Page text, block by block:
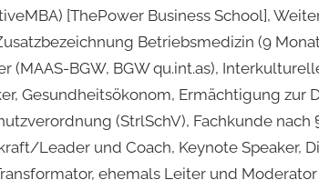
[ThePower Business School],
Betriebsmedizin (9
BGW, BGW qu.int.as),
Gesundheitsökonom, Ermächtigung
(StrlSchV), Fachkunde
Leader und Coach, Keynote Speaker,
ehemals Leiter und